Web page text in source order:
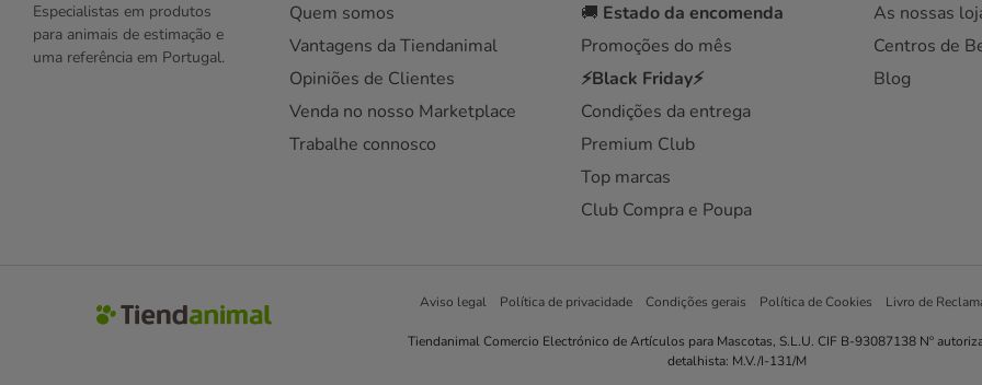
Especialistas em produtos
para animais de estimação e
uma referência em Portugal.
Quem somos
Vantagens da Tiendanimal
Opiniões de Clientes
Venda no nosso Marketplace
Trabalhe connosco
🚚 Estado da encomenda
Promoções do mês
⚡Black Friday⚡
Condições da entrega
Premium Club
Top marcas
Club Compra e Poupa
As nossas
Centros de
Blog
Aviso legal Política de privacidade Condições gerais Política de Cookies Livro de
Tiendanimal Comercio Electrónico de Artículos para Mascotas, S.L.U. CIF B-93087138 Nº
detalhista: M.V./I-131/M